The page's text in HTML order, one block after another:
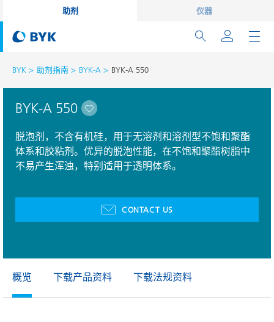
助剂 仪器
BYK 助剂指南 BYK-A BYK-A 550
BYK-A 550
脱泡剂，不含有机硅，用于无溶剂和溶剂型不饱和聚酯
体系和胶粘剂。优异的脱泡性能，在不饱和聚酯树脂中
不易产生浑浊，特别适用于透明体系。
CONTACT US
概览 下载产品资料 下载法规资料